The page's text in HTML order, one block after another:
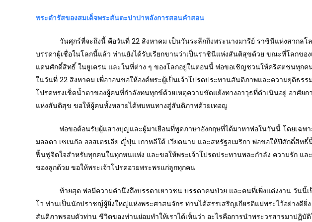
พระดำรัสของสมเด็จพระสันตะปาปาหลังการสอนคำสอน
วันศุกร์ที่จะถึงนี้ คือวันที่ 22 สิงหาคม เป็นวันระลึกถึงพระนางมารีย์ ราชินีแห่งสากลโล
บรรดาผู้เชื่อในโลกนี้แล้ว ท่านยังได้รับเรียกขานว่าเป็นราชินีแห่งสันติสุขด้วย ขณะที่โลกของ
แดนศักดิ์สิทธิ์ ในยูเครน และในที่ต่าง ๆ ของโลกอยู่ในตอนนี้ พ่อขอเชิญชวนให้คริสตชนทุกค
ในวันที่ 22 สิงหาคม เพื่อวอนขอให้องค์พระผู้เป็นเจ้าโปรดประทานสันติภาพและความยุติธรร
โปรดทรงเช็ดน้ำตาของผู้คนที่กำลังทนทุกข์ด้วยเหตุความขัดแย้งทางอาวุธที่ดำเนินอยู่ อาศัย
แห่งสันติสุข ขอให้ผู้คนทั้งหลายได้พบหนทางสู่สันติภาพด้วยเทอญ
พ่อขอต้อนรับผู้แสวงบุญและผู้มาเยือนที่พูดภาษาอังกฤษที่ได้มาหาพ่อในวันนี้ โดยเฉพา
มอลตา เซเนกัล ออสเตรเลีย ญี่ปุ่น เกาหลีใต้ เวียดนาม และสหรัฐอเมริกา พ่อขอให้ปีศักดิ์สิทธิ์
ฟื้นฟูจิตใจสำหรับทุกคนในทุกหนแห่ง และขอให้พระเจ้าโปรดประทานพละกำลัง ความรัก แ
ของลูกด้วย ขอให้พระเจ้าโปรดอวยพระพรแก่ลูกทุกคน
ท้ายสุด พ่อมีความคำนึงถึงบรรดาเยาวชน บรรดาคนป่วย และคนที่เพิ่งแต่งงาน วันนี้เ
โว ท่านเป็นนักปราชญ์ผู้ยิ่งใหญ่แห่งพระศาสนจักร ท่านได้สรรเสริญเกียรติแม่พระไว้อย่างดียิ่
สันติภาพรอบตัวท่าน ชีวิตของท่านย่อมทำให้เราได้เห็นว่า อะไรคือการนำพระวรสารมาปฏิบั